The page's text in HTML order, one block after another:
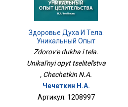
Здоровье Духа И Тела.
Уникальный Опыт
Целительства
Zdorov'e dukha i tela.
Unikal'nyi opyt tselitel'stva
, Chechetkin N.A.
Чечеткин Н.А.
Артикул: 1208997